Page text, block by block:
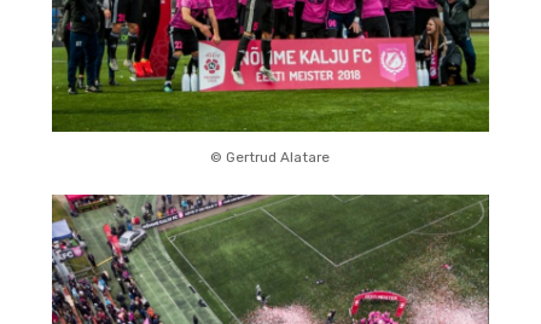
© Gertrud Alatare